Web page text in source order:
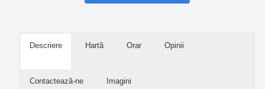
Descriere Hartă Orar Opinii
Contactează-ne Imagini